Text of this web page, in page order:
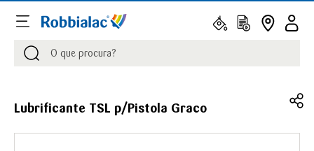
Procurar
Procurar
Lubrificante TSL p/Pistola Graco